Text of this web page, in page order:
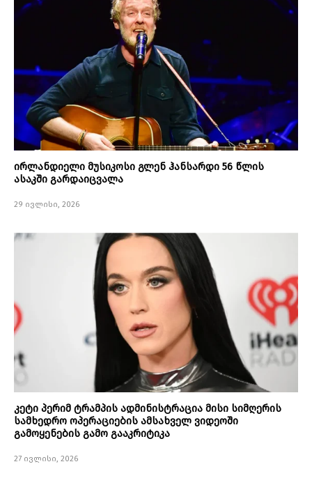
ირლანდიელი მუსიკოსი გლენ ჰანსარდი 56 წლის
ასაკში გარდაიცვალა
29 ივლისი, 2026
კეტი პერიმ ტრამპის ადმინისტრაცია მისი სიმღერის
სამხედრო ოპერაციების ამსახველ ვიდეოში
გამოყენების გამო გააკრიტიკა
27 ივლისი, 2026